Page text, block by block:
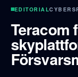
EDITORIAL
Teracom